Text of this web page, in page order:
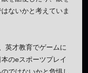
ないかと考えていま
英才教育でゲームに
のeスポーツプレイ